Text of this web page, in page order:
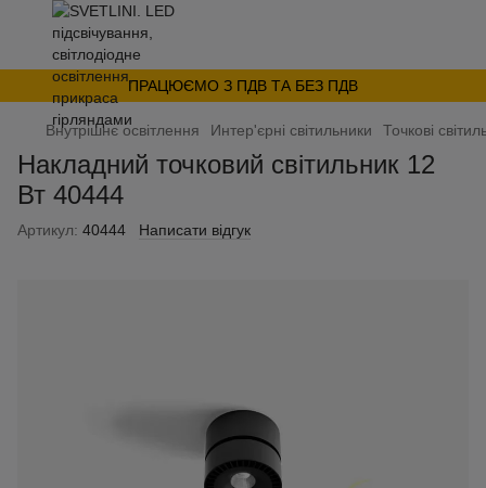
ПРАЦЮЄМО З ПДВ ТА БЕЗ ПДВ
Внутрішнє освітлення Интер'єрні світильники Точкові
Накладний точковий світильник 12
Вт 40444
Артикул: 40444 Написати відгук